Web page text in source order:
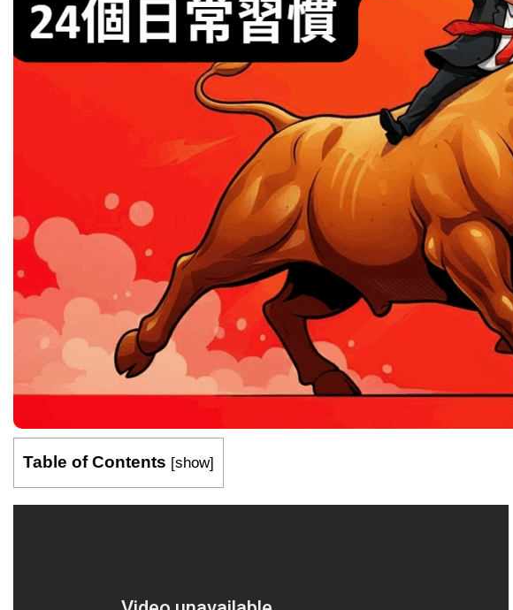
Table of Contents [show]